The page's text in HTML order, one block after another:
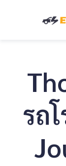
รถ